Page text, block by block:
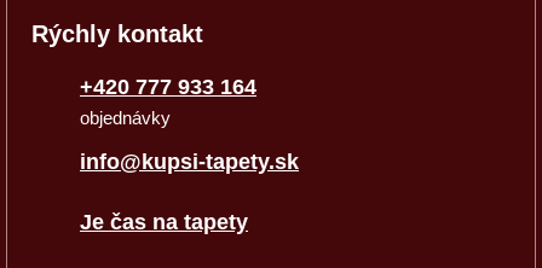
Rýchly kontakt
+420 777 933 164
objednávky
info@kupsi-tapety.sk
Je čas na tapety